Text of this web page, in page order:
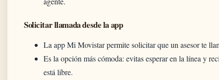
Solicitar llamada desde la app
La app Mi Movistar permite solicitar que un asesor te
Es la opción más cómoda: evitas esperar en la línea y
está libre.